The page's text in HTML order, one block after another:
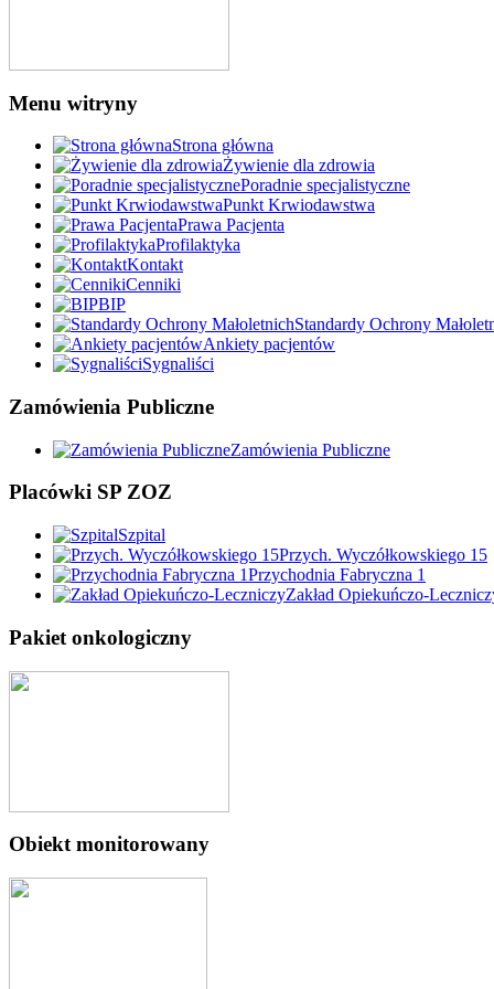
Menu witryny
Strona główna
Żywienie dla zdrowia
Poradnie specjalistyczne
Punkt Krwiodawstwa
Prawa Pacjenta
Profilaktyka
Kontakt
Cenniki
BIP
Standardy Ochrony
Ankiety pacjentów
Sygnaliści
Zamówienia Publiczne
Zamówienia Publiczne
Placówki SP ZOZ
Szpital
Przych. Wyczółkowskiego 15
Przychodnia Fabryczna 1
Zakład Opiekuńczo-
Pakiet onkologiczny
Obiekt monitorowany